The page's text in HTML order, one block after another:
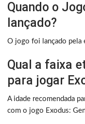
Quando o
lançado?
O jogo foi lançado pela
Qual a faixa
para jogar
A idade recomendada
com o jogo Exodus: